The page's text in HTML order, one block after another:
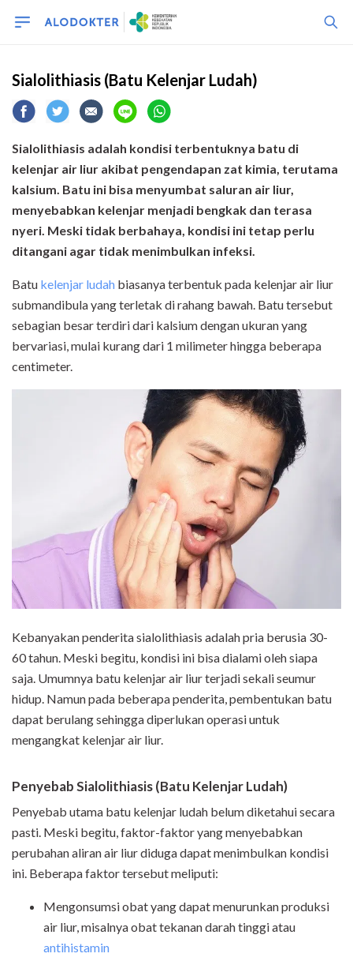
Sialolithiasis (Batu Kelenjar Ludah)
Sialolithiasis adalah kondisi terbentuknya batu di
kelenjar air liur akibat pengendapan zat kimia, terutama
kalsium. Batu ini bisa menyumbat saluran air liur,
menyebabkan kelenjar menjadi bengkak dan terasa
nyeri. Meski tidak berbahaya, kondisi ini tetap perlu
ditangani agar tidak menimbulkan infeksi.
Batu kelenjar ludah biasanya terbentuk pada kelenjar air liur
submandibula yang terletak di rahang bawah. Batu tersebut
sebagian besar terdiri dari kalsium dengan ukuran yang
bervariasi, mulai kurang dari 1 milimeter hingga beberapa
centimeter.
Kebanyakan penderita sialolithiasis adalah pria berusia 30-
60 tahun. Meski begitu, kondisi ini bisa dialami oleh siapa
saja. Umumnya batu kelenjar air liur terjadi sekali seumur
hidup. Namun pada beberapa penderita, pembentukan batu
dapat berulang sehingga diperlukan operasi untuk
mengangkat kelenjar air liur.
PenyebabSialolithiasis(Batu Kelenjar Ludah)
Penyebab utama batu kelenjar ludah belum diketahui secara
pasti. Meski begitu, faktor-faktor yang menyebabkan
perubahan aliran air liur diduga dapat menimbulkan kondisi
ini. Beberapa faktor tersebut meliputi:
Mengonsumsi obat yang dapat menurunkan produksi
air liur, misalnya obat tekanan darah tinggi atau
antihistamin